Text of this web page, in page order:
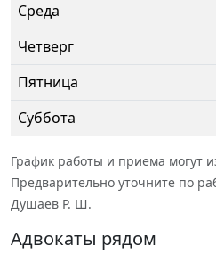
Среда
Четверг
Пятница
Суббота
График работы и приема могут
Предварительно уточните по
Душаев Р. Ш.
Адвокаты рядом